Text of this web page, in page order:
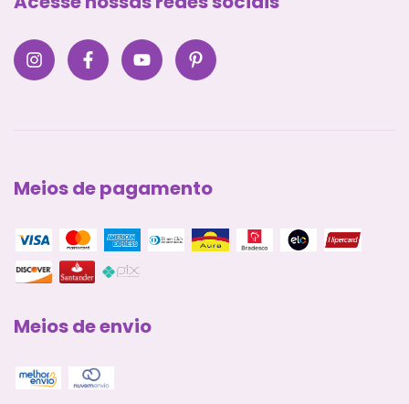
Meios de pagamento
Meios de envio